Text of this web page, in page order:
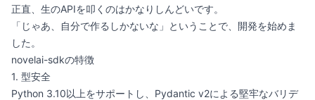
正直、生のAPIを叩くのはかなりしんどいです。
「じゃあ、自分で作るしかないな」ということで、開発を始めま
した。
novelai-sdkの特徴
1. 型安全
Python 3.10以上をサポートし、Pydantic v2による堅牢なバリデ